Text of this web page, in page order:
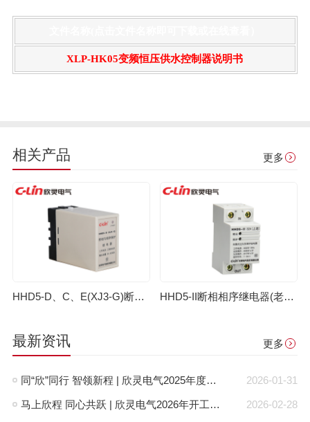
XLP-HK05变频恒压供水控制器说明书
相关产品 更多
HHD5-D、C、E(XJ3-G)断相相序继电器（老款） HHD5-II断相相序继电器(老款)
最新资讯 更多
2026-01-31
同“欣”同行 智领新程 | 欣灵电气2025年度表彰总结大会暨新年酒会成功举办！
2026-02-28
马上欣程 同心共跃 | 欣灵电气2026年开工大吉！